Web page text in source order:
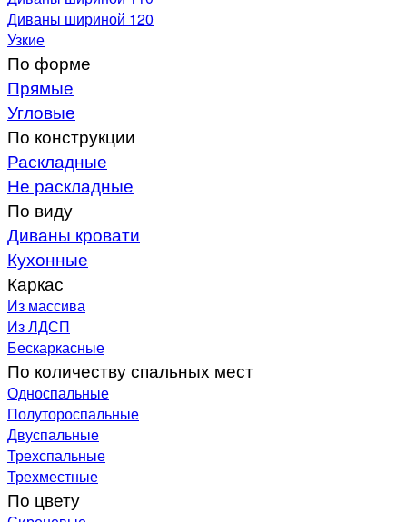
Диваны шириной 120
Узкие
По форме
Прямые
Угловые
По конструкции
Раскладные
Не раскладные
По виду
Диваны кровати
Кухонные
Каркас
Из массива
Из ЛДСП
Бескаркасные
По количеству спальных мест
Односпальные
Полутороспальные
Двуспальные
Трехспальные
Трехместные
По цвету